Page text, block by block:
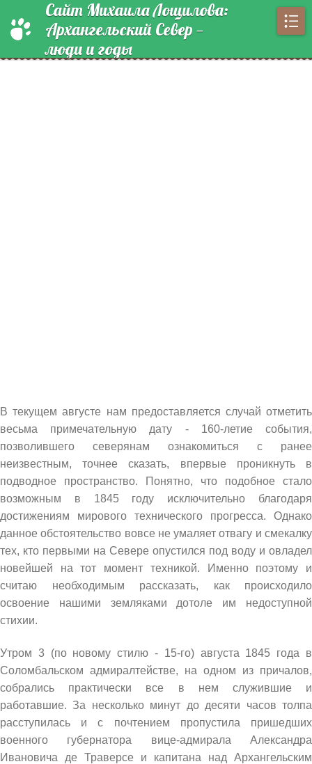
Сайт Михаила Лощилова:
Архангельский Север —
люди и годы
В текущем августе нам предоставляется случай отметить
весьма примечательную дату - 160-летие события,
позволившего северянам ознакомиться с ранее
неизвестным, точнее сказать, впервые проникнуть в
подводное пространство. Понятно, что подобное стало
возможным в 1845 году исключительно благодаря
достижениям мирового технического прогресса. Однако
данное обстоятельство вовсе не умаляет отвагу и смекалку
тех, кто первыми на Севере опустился под воду и овладел
новейшей на тот момент техникой. Именно поэтому и
считаю необходимым рассказать, как происходило
освоение нашими земляками дотоле им недоступной
стихии.
Утром 3 (по новому стилю - 15-го) августа 1845 года в
Соломбальском адмиралтействе, на одном из причалов,
собрались практически все в нем служившие и
работавшие. За несколько минут до десяти часов толпа
расступилась и с почтением пропустила пришедших
военного губернатора вице-адмирала Александра
Ивановича де Траверсе и капитана над Архангельским